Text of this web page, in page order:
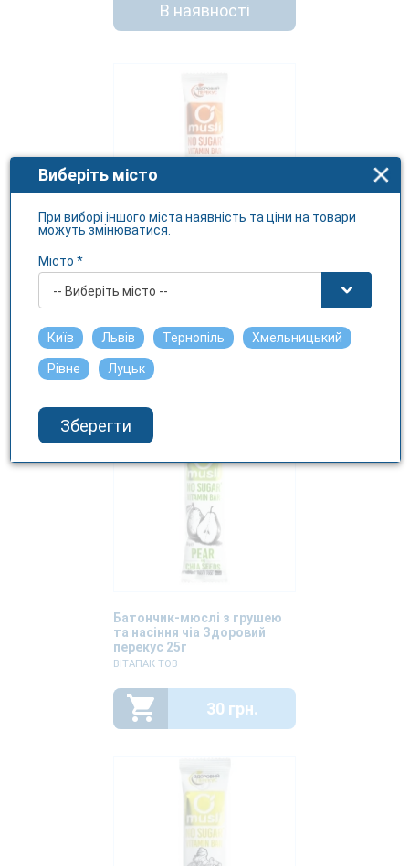
В наявності
Батончик-мюслі з
апельсином та насіння кіноа
Здоровий перекус 25г
Батончик-мюслі з грушею
та насіння чіа Здоровий
перекус 25г
ВІТАПАК ТОВ
30 грн.
Виберіть місто
При виборі іншого міста наявність та ціни на товари
можуть змінюватися.
Місто *
-- Виберіть місто --
Київ Львів Тернопіль Хмельницький
Рівне Луцьк
Зберегти